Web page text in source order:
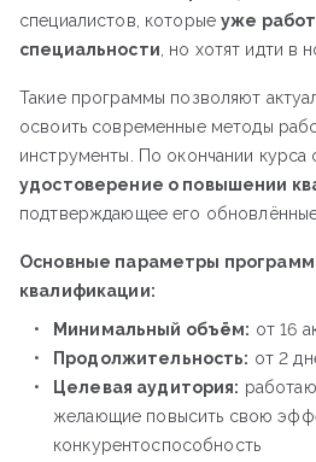
специалистов, которыеуже
специальности, но хотят идти в
Такие программы позволяют
освоить современные методы
инструменты. По окончании курса
удостоверение о повышении
подтверждающее его
Основные параметры
квалификации:
Минимальный объём: от 16
Продолжительность: от 2
Целевая аудитория:
желающие повысить свою
конкурентоспособность